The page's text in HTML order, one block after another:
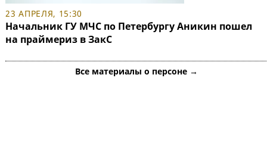
23 АПРЕЛЯ, 15:30
Начальник ГУ МЧС по Петербургу Аникин пошел
на праймериз в ЗакС
Все материалы о персоне →